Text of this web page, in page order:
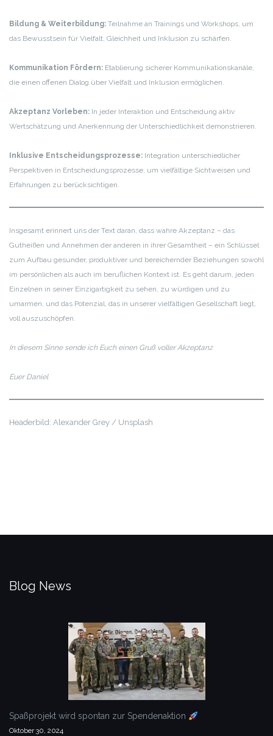
Bildung & Weiterbildung: Teilnahme an Trainings und Workshops, um
das Bewusstsein für Vielfalt, Gleichheit und Inklusion zu schärfen.
Kommunikation Fördern: Etablierung sicherer Kommunikationskanäle,
die einen offenen Dialog über Vielfalt und Inklusion ermöglichen.
Akzeptanz Vorleben: In jeder Interaktion und Entscheidung aktiv
Wertschätzung und Anerkennung der Unterschiedlichkeit demonstrieren.
Inklusive Entscheidungsprozesse: Integration unterschiedlicher
Perspektiven in Entscheidungsprozesse, um vielfältige Sichtweisen und
Erfahrungen zu berücksichtigen.
Insgesamt erinnert uns der Text daran, dass wahre Akzeptanz – das
Gutheißen und Annehmen der anderen in ihrer Gesamtheit – ein Schlüssel
zum Aufbau gesunder, produktiver und bereichernder Beziehungen sowohl
im persönlichen als auch im beruflichen Kontext ist. Es geht darum, jeden
Einzelnen in seiner Einzigartigkeit zu sehen, zu würdigen und zu
umarmen, und das Potenzial, das in unserer vielfältigen Gesellschaft liegt,
voll auszuschöpfen.
In diesem Sinne sende ich Euch einen Gruß voller Akzeptanz
Euer Daniel
Headerbild: Alexander Grey / Unsplash
Blog News
Spaßprojekt wird spontan zur Spendenaktion
Oktober 30, 2024